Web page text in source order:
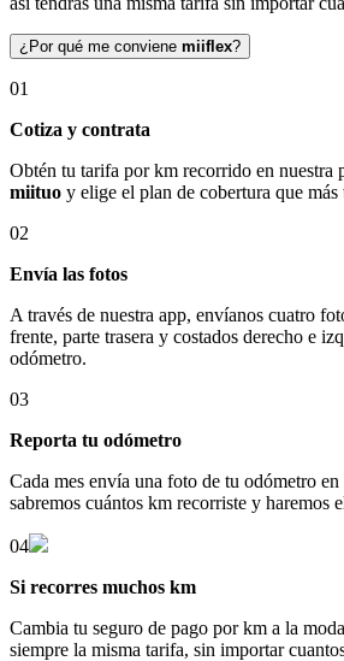
¿Por qué me conviene miiflex?
01
Cotiza y contrata
Obtén tu tarifa por km recorrido en nuestra
miituo y elige el plan de cobertura que más
02
Envía las fotos
A través de nuestra app, envíanos cuatro
frente, parte trasera y costados derecho e
odómetro.
03
Reporta tu odómetro
Cada mes envía una foto de tu odómetro en
sabremos cuántos km recorriste y haremos
04
Si recorres muchos km
Cambia tu seguro de pago por km a la
siempre la misma tarifa, sin importar